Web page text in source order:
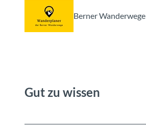
Berner Wanderwege
Gut zu wissen